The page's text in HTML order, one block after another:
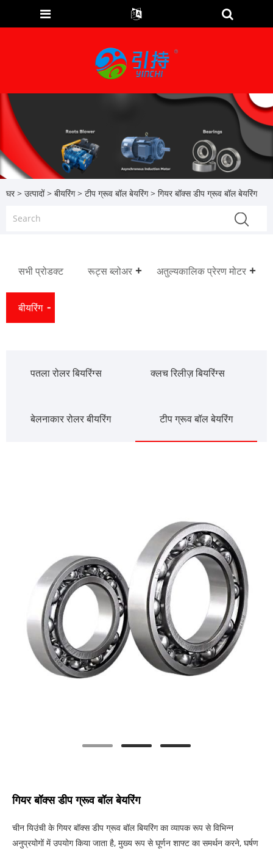
घर > उत्पादों> बीयरिंग> टीप ग्रूव बॉल बेयरिंग> गियर बॉक्स डीप ग्रूव बॉल बेयरिंग
सभी प्रोडक्ट रूट्स ब्लोअर अतुल्यकालिक प्रेरण मोटर
बीयरिंग
पतला रोलर बियरिंग्स क्लच रिलीज़ बियरिंग्स
बेलनाकार रोलर बीयरिंग टीप ग्रूव बॉल बेयरिंग
गियर बॉक्स डीप ग्रूव बॉल बेयरिंग
चीन यिउंची के गियर बॉक्स डीप ग्रूव बॉल बियरिंग का व्यापक रूप से विभिन्न
अनुप्रयोगों में उपयोग किया जाता है, मुख्य रूप से घूर्णन शाफ्ट का समर्थन करने, घर्षण